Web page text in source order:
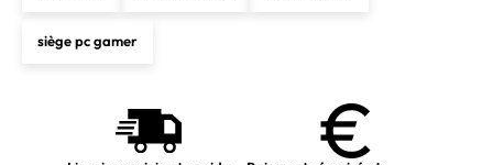
siège pc gamer